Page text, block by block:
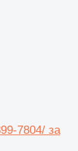
7804/ за